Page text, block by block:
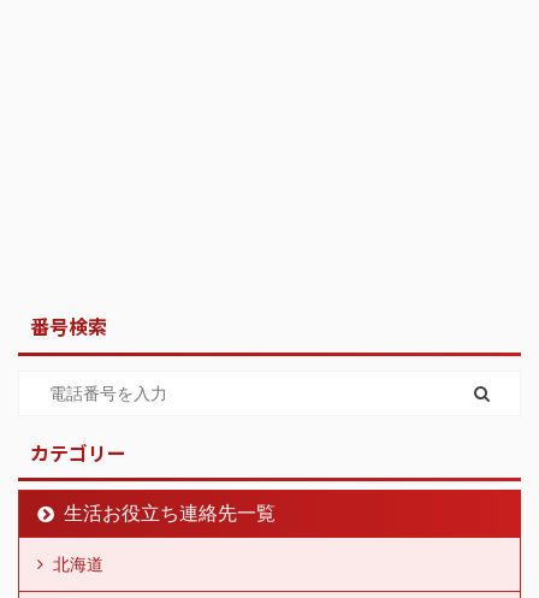
番号検索
カテゴリー
生活お役立ち連絡先一覧
北海道